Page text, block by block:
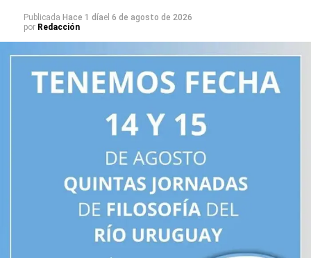
Publicada Hace 1 díael 6 de agosto de 2026
por Redacción